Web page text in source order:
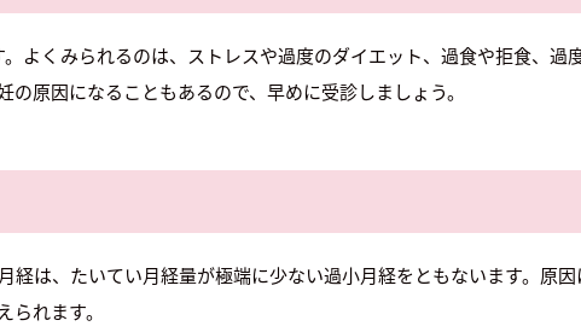
よくみられるのは、ストレスや過度のダイエット、過食や拒食、過
原因になることもあるので、早めに受診しましょう。
経は、たいてい月経量が極端に少ない過小月経をともないます。原
れます。